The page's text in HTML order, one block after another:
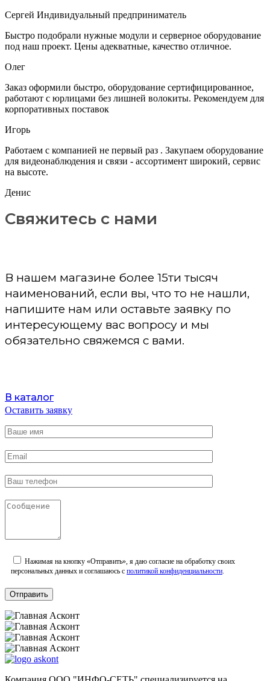
Сергей Индивидуальный предприниматель
Быстро подобрали нужные модули и серверное оборудование
под наш проект. Цены адекватные, качество отличное.
Олег
Заказ оформили быстро, оборудование сертифицированное,
работают с юрлицами без лишней волокиты. Рекомендуем для
корпоративных поставок
Игорь
Работаем с компанией не первый раз . Закупаем оборудование
для видеонаблюдения и связи - ассортимент широкий, сервис
на высоте.
Денис
Свяжитесь с нами
В нашем магазине более 15ти тысяч
наименований, если вы, что то не нашли,
напишите нам или оставьте заявку по
интересующему вас вопросу и мы
обязательно свяжемся с вами.
В каталог
Оставить заявку
Нажимая на кнопку «Отправить», я даю согласие на обработку своих
персональных данных и соглашаюсь с политикой конфиденциальности